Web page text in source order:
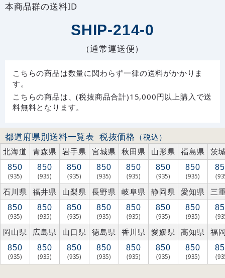
本商品群の送料ID
SHIP-214-0
（通常運送便）
こちらの商品は数量に関わらず一律の送料がかかりま
す。
こちらの商品は、(税抜商品合計)15,000円以上購入で送
料無料となります。
都道府県別送料一覧表 税抜価格 （税込）
北海道
青森県 岩手県 宮城県 秋田県 山形県 福島県 茨
850
(935)
850
(935)
850
(935)
850
(935)
850
(935)
850
(935)
850
(935)
石川県 福井県 山梨県 長野県 岐阜県 静岡県 愛知県 三
850
(935)
850
(935)
850
(935)
850
(935)
850
(935)
850
(935)
850
(935)
岡山県 広島県 山口県 徳島県 香川県 愛媛県 高知県 福
850
(935)
850
(935)
850
(935)
850
(935)
850
(935)
850
(935)
850
(935)